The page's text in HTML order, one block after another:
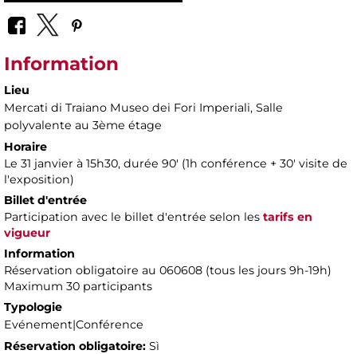
Information
Lieu
Mercati di Traiano Museo dei Fori Imperiali, Salle
polyvalente au 3ème étage
Horaire
Le 31 janvier à 15h30, durée 90' ​​(1h conférence + 30' visite de
l'exposition)
Billet d'entrée
Participation avec le billet d'entrée selon les tarifs en
vigueur
Information
Réservation obligatoire au 060608 (tous les jours 9h-19h)
Maximum 30 participants
Typologie
Evénement|Conférence
Réservation obligatoire: Sì